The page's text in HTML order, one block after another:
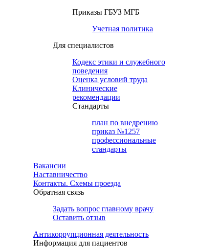
Приказы ГБУЗ МГБ
Учетная политика
Для специалистов
Кодекс этики и служебного
поведения
Оценка условий труда
Клинические
рекомендации
Cтандарты
план по внедрению
приказ №1257
профессиональные
стандарты
Вакансии
Наставничество
Контакты. Схемы проезда
Обратная связь
Задать вопрос главному врачу
Оставить отзыв
Антикоррупционная деятельность
Информация для пациентов